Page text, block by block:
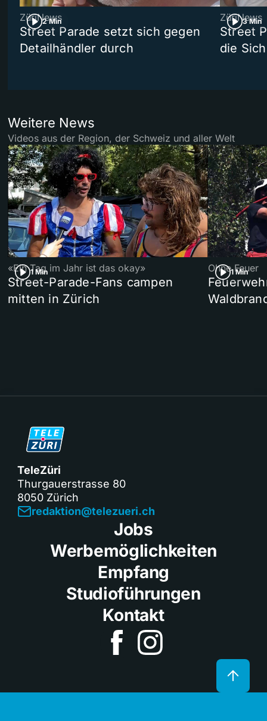
2 Min
ZüriNews
Street Parade setzt sich gegen
Detailhändler durch
3 Min
ZüriNews
Street
die
Weitere News
Videos aus der Region, der Schweiz und aller Welt
1 Min
«Ein Tag im Jahr ist das okay»
Street-Parade-Fans campen
mitten in Zürich
1 Min
Ohne Feuer
TeleZüri
Thurgauerstrasse 80
8050 Zürich
redaktion@telezueri.ch
Jobs
Werbemöglichkeiten
Empfang
Studioführungen
Kontakt